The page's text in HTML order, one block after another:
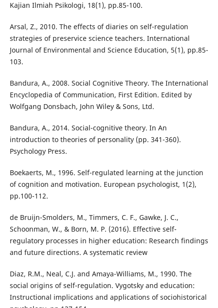
Kajian Ilmiah Psikologi, 18(1), pp.85-100.
Arsal, Z., 2010. The effects of diaries on self-regulation
strategies of preservice science teachers. International
Journal of Environmental and Science Education, 5(1), pp.85-
103.
Bandura, A., 2008. Social Cognitive Theory. The International
Encyclopedia of Communication, First Edition. Edited by
Wolfgang Donsbach, John Wiley & Sons, Ltd.
Bandura, A., 2014. Social-cognitive theory. In An
introduction to theories of personality (pp. 341-360).
Psychology Press.
Boekaerts, M., 1996. Self-regulated learning at the junction
of cognition and motivation. European psychologist, 1(2),
pp.100-112.
de Bruijn-Smolders, M., Timmers, C. F., Gawke, J. C.,
Schoonman, W., & Born, M. P. (2016). Effective self-
regulatory processes in higher education: Research findings
and future directions. A systematic review
Diaz, R.M., Neal, C.J. and Amaya-Williams, M., 1990. The
social origins of self-regulation. Vygotsky and education:
Instructional implications and applications of sociohistorical